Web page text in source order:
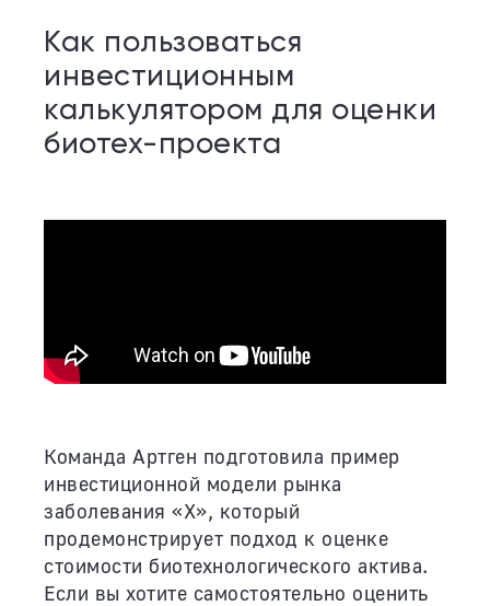
Как пользоваться
инвестиционным
калькулятором для оценки
биотех-проекта
Команда Артген подготовила пример
инвестиционной модели рынка
заболевания «Х», который
продемонстрирует подход к оценке
стоимости биотехнологического актива.
Если вы хотите самостоятельно оценить